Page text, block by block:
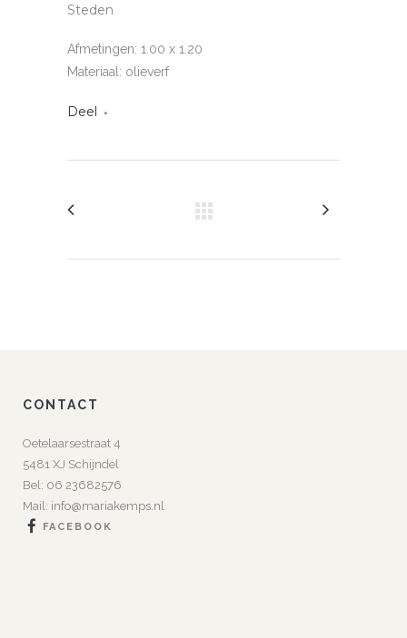
Steden
Afmetingen: 1.00 x 1.20
Materiaal: olieverf
Deel
CONTACT
Oetelaarsestraat 4
5481 XJ Schijndel
Bel: 06 23682576
Mail: info@mariakemps.nl
FACEBOOK